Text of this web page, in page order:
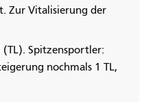
Zur Vitalisierung der
Spitzensportler:
nochmals 1 TL,